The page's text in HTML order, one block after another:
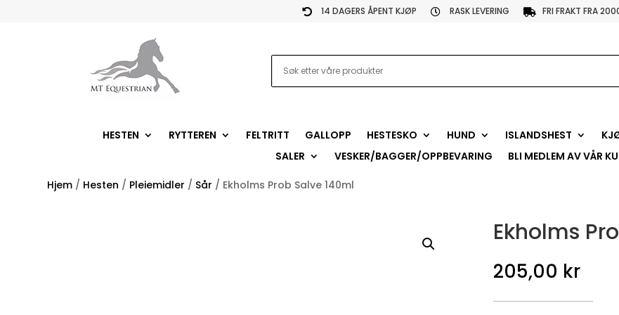
 14 DAGERS ÅPENT KJØP  RASK LEVERING  FRI FRAKT FRA
HESTEN RYTTEREN FELTRITT GALLOPP HESTESKO HUND ISLANDSHEST
SALER
VESKER/BAGGER/OPPBEVARING BLI MEDLEM AV VÅR
Hjem / Hesten / Pleiemidler / Sår / Ekholms Prob Salve 140ml
Ekholms
205,00 kr